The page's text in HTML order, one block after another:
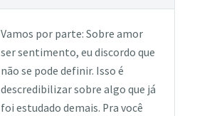
Vamos por parte: Sobre amor
ser sentimento, eu discordo que
não se pode definir. Isso é
descredibilizar sobre algo que já
foi estudado demais. Pra você